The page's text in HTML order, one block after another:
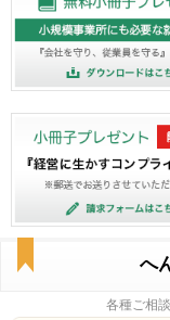
へ
各種ご相